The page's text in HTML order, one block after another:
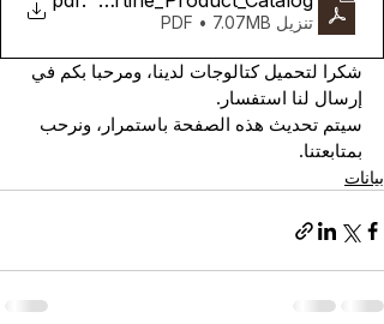
تنزيل PDF • 7.07MB
شكرا لتحميل كتالوجات لدينا، ومرحبا بكم في
إرسال لنا استفسار.
سيتم تحديث هذه الصفحة باستمرار، ونرحب
بمتابعتنا.
بيانات